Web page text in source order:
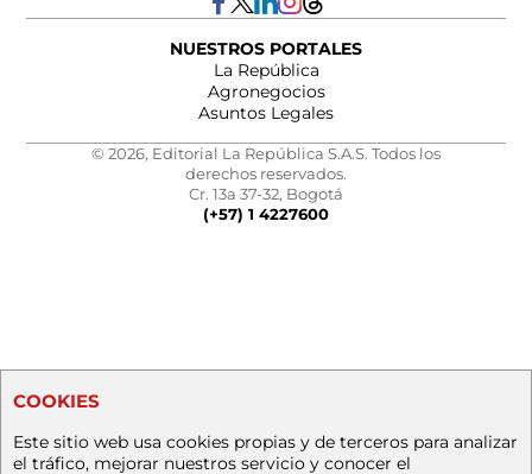
NUESTROS PORTALES
La República
Agronegocios
Asuntos Legales
© 2026, Editorial La República S.A.S. Todos los
derechos reservados.
Cr. 13a 37-32, Bogotá
(+57) 1 4227600
COOKIES
Este sitio web usa cookies propias y de terceros para analizar
el tráfico, mejorar nuestros servicio y conocer el